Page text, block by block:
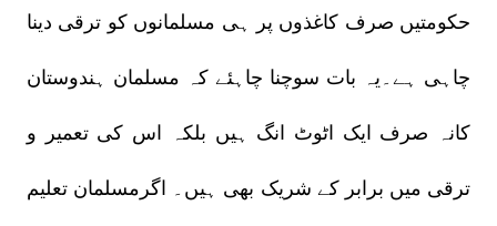
حکومتیں صرف کاغذوں پر ہی مسلمانوں کو ترقی دینا
چاہی ہے۔یہ بات سوچنا چاہئے کہ مسلمان ہندوستان
کانہ صرف ایک اٹوٹ انگ ہیں بلکہ اس کی تعمیر و
ترقی میں برابر کے شریک بھی ہیں۔ اگرمسلمان تعلیم